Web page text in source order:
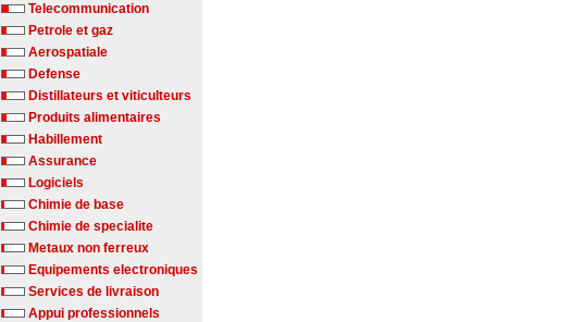
Telecommunication
Petrole et gaz
Aerospatiale
Defense
Distillateurs et viticulteurs
Produits alimentaires
Habillement
Assurance
Logiciels
Chimie de base
Chimie de specialite
Metaux non ferreux
Equipements electroniques
Services de livraison
Appui professionnels